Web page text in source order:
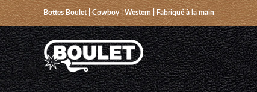
Bottes Boulet | Cowboy | Western | Fabriqué à la main